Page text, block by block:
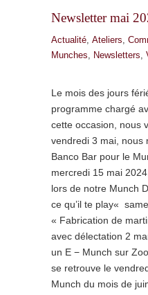
Newsletter mai
Actualité, Ateliers,
Munches, Newsletters,
Le mois des jours
programme chargé
cette occasion, nous
vendredi 3 mai, nous
Banco Bar pour le
mercredi 15 mai
lors de notre Munch
ce qu’il te play«
« Fabrication de
avec délectation 2
un E − Munch sur
se retrouve le
Munch du mois de